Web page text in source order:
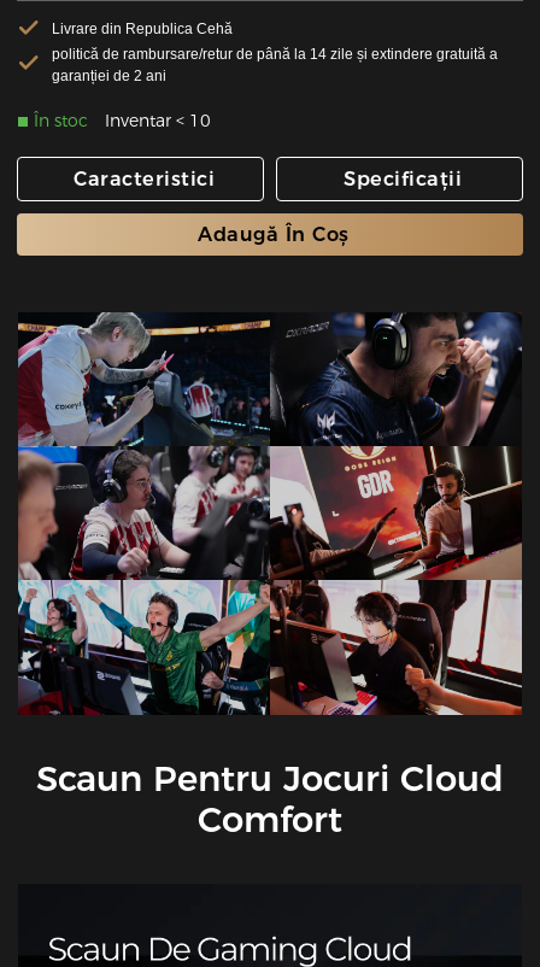
Livrare din Republica Cehă
politică de rambursare/retur de până la 14 zile și extindere gratuită a
garanției de 2 ani
În stoc Inventar < 10
Caracteristici Specificații
Adaugă În Coș
Scaun Pentru Jocuri Cloud
Comfort